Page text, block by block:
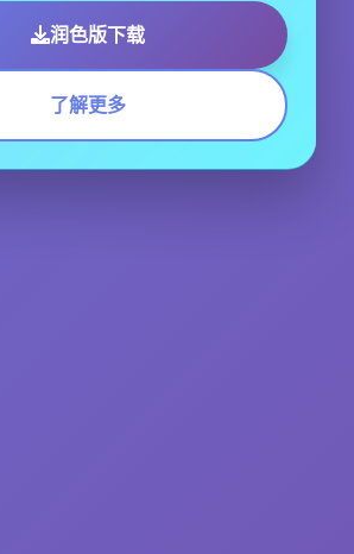
润色版下载
了解更多